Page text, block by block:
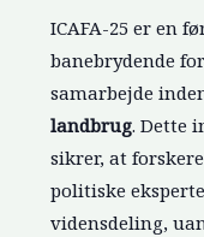
ICAFA-25 er en
banebrydende
samarbejde
landbrug. Dette
sikrer, at
politiske
vidensdeling,